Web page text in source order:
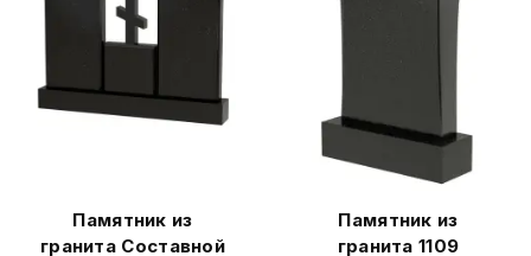
Памятник из
гранита Составной
Памятник из
гранита 1109